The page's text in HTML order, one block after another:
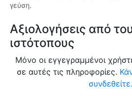
γεύση.
Αξιολογήσεις από
ιστότοπους
Μόνο οι εγγεγραμμένοι
σε αυτές τις πληροφορίες.
συνδεθείτε.